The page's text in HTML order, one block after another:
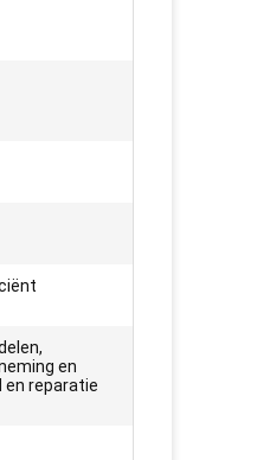
en
en reparatie